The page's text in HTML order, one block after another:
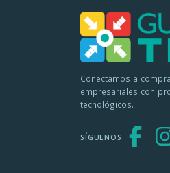
Conectamos a
empresariales con
tecnológicos.
SÍGUENOS